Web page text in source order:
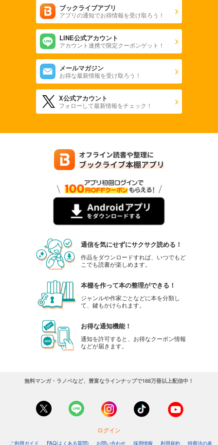
ブックライブアプリ
アプリの通知でお得情報を受け取ろう！
LINE公式アカウント
アカウント連携で限定クーポンゲット！
メールマガジン
お得な最新情報を受け取ろう！
X公式アカウント
フォローして最新情報をチェック！
通信を気にせずにサクサク読める！
作品をダウンロードすれば、いつでもど
こでも読書が楽しめます。
本棚を作って本の整理ができる！
ジャンルや作家ごとなどに本を分類し
て、鍵もかけられます。
お得な通知機能！
通知を許可すると、お得なクーポン情報
などが届きます。
無料マンガ・ラノベなど、豊富なラインナップで188万冊以上配信中！
ログイン
ご利用ガイド FAQ(よくある質問) お問い合わせ 採用情報 利用規約 特商法の表